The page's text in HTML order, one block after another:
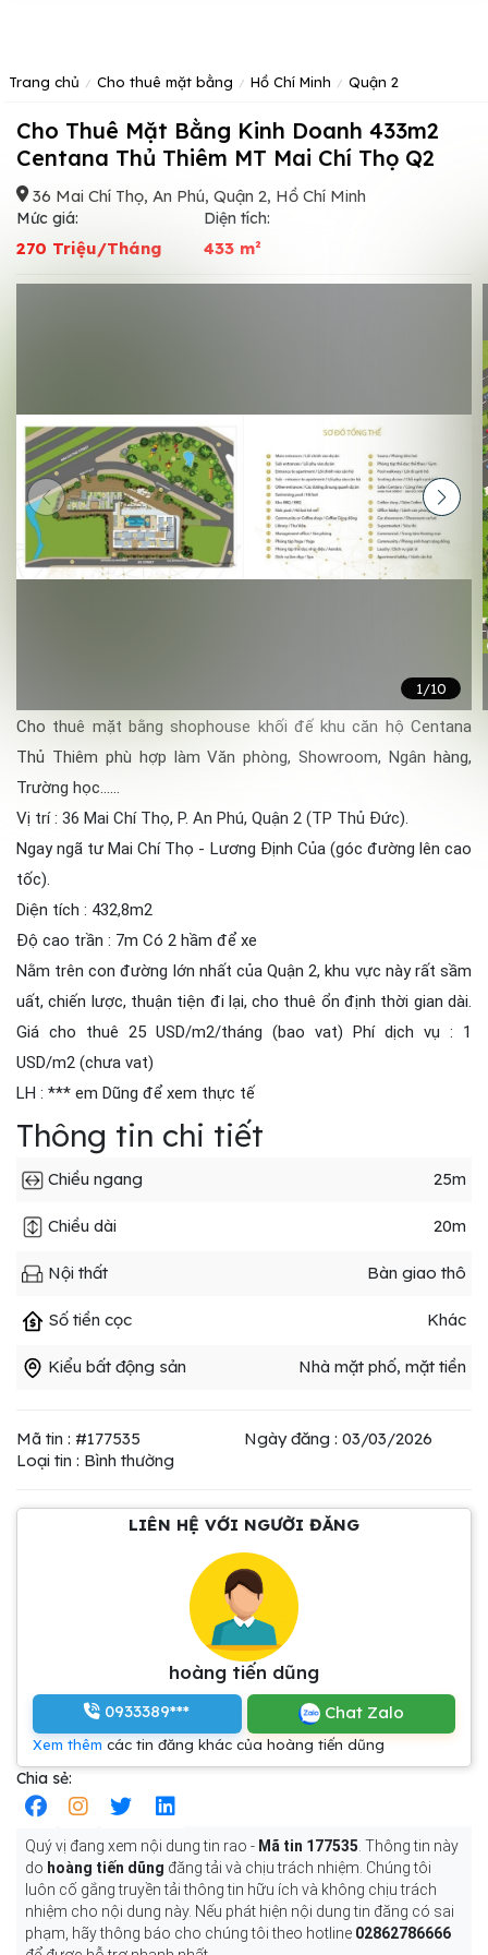
Trang chủ Cho thuê mặt bằng Hồ Chí Minh Quận 2
Cho Thuê Mặt Bằng Kinh Doanh 433m2
Centana Thủ Thiêm MT Mai Chí Thọ Q2
36 Mai Chí Thọ, An Phú, Quận 2, Hồ Chí Minh
Mức giá:
270 Triệu/Tháng
Diện tích:
433 m²
1/10
Cho thuê mặt bằng shophouse khối đế khu căn hộ Centana
Thủ Thiêm phù hợp làm Văn phòng, Showroom, Ngân hàng,
Trường học……
Vị trí : 36 Mai Chí Thọ, P. An Phú, Quận 2 (TP Thủ Đức).
Ngay ngã tư Mai Chí Thọ - Lương Định Của (góc đường lên cao
tốc).
Diện tích : 432,8m2
Độ cao trần : 7m Có 2 hầm để xe
Nằm trên con đường lớn nhất của Quận 2, khu vực này rất sầm
uất, chiến lược, thuận tiện đi lại, cho thuê ổn định thời gian dài.
Giá cho thuê 25 USD/m2/tháng (bao vat) Phí dịch vụ : 1
USD/m2 (chưa vat)
LH : *** em Dũng để xem thực tế
Thông tin chi tiết
Chiều ngang 25m
Chiều dài 20m
Nội thất Bàn giao thô
Số tiền cọc Khác
Kiểu bất động sản Nhà mặt phố, mặt tiền
Mã tin : #177535
Ngày đăng : 03/03/2026
Loại tin : Bình thường
LIÊN HỆ VỚI NGƯỜI ĐĂNG
hoàng tiến dũng
0933389*** Chat Zalo
Xem thêm các tin đăng khác của hoàng tiến dũng
Chia sẻ:
Quý vị đang xem nội dung tin rao - Mã tin 177535. Thông tin này
do hoàng tiến dũng đăng tải và chịu trách nhiệm. Chúng tôi
luôn cố gắng truyền tải thông tin hữu ích và không chịu trách
nhiệm cho nội dung này. Nếu phát hiện nội dung tin đăng có sai
phạm, hãy thông báo cho chúng tôi theo hotline 02862786666